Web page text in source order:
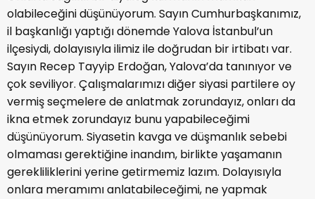
olabileceğini düşünüyorum. Sayın Cumhurbaşkanımız,
il başkanlığı yaptığı dönemde Yalova İstanbul’un
ilçesiydi, dolayısıyla ilimiz ile doğrudan bir irtibatı var.
Sayın Recep Tayyip Erdoğan, Yalova’da tanınıyor ve
çok seviliyor. Çalışmalarımızı diğer siyasi partilere oy
vermiş seçmelere de anlatmak zorundayız, onları da
ikna etmek zorundayız bunu yapabileceğimi
düşünüyorum. Siyasetin kavga ve düşmanlık sebebi
olmaması gerektiğine inandım, birlikte yaşamanın
gerekliliklerini yerine getirmemiz lazım. Dolayısıyla
onlara meramımı anlatabileceğimi, ne yapmak